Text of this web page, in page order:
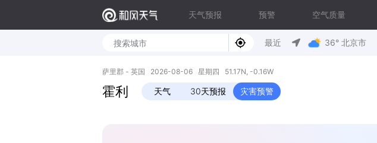
天气预报 预警 空气质量
最近 36° 北京市
萨里郡 - 英国 2026-08-06 星期四 51.17N, -0.16W
霍利 天气 30天预报 灾害预警